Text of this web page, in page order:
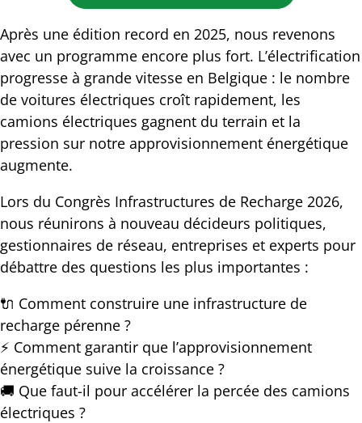
Après une édition record en 2025, nous revenons
avec un programme encore plus fort. L’électrification
progresse à grande vitesse en Belgique : le nombre
de voitures électriques croît rapidement, les
camions électriques gagnent du terrain et la
pression sur notre approvisionnement énergétique
augmente.
Lors du Congrès Infrastructures de Recharge 2026,
nous réunirons à nouveau décideurs politiques,
gestionnaires de réseau, entreprises et experts pour
débattre des questions les plus importantes :
🔌 Comment construire une infrastructure de
recharge pérenne ?
⚡ Comment garantir que l’approvisionnement
énergétique suive la croissance ?
🚚 Que faut-il pour accélérer la percée des camions
électriques ?